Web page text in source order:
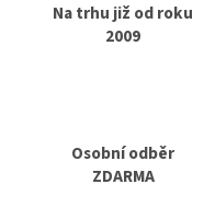
Na trhu již od roku
2009
Osobní odběr
ZDARMA